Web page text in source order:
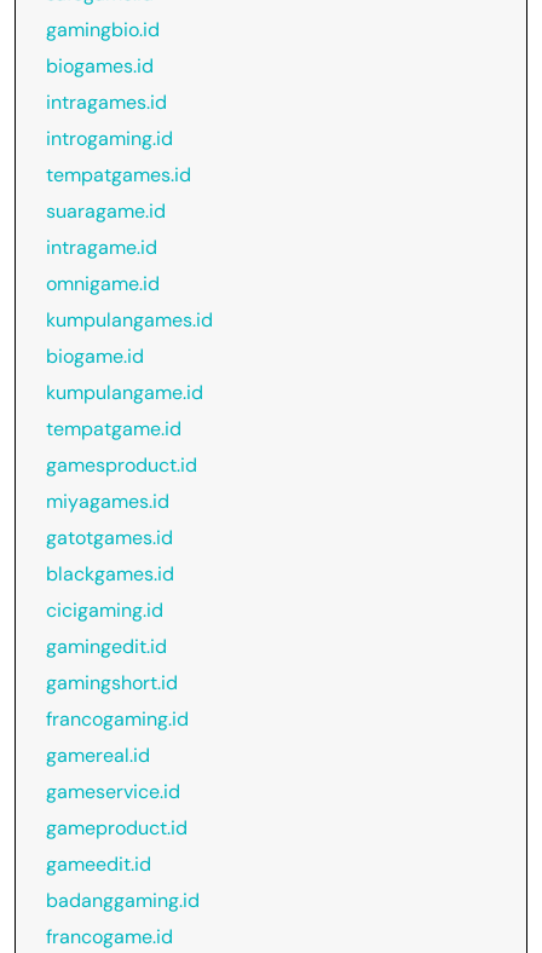
gamingbio.id
biogames.id
intragames.id
introgaming.id
tempatgames.id
suaragame.id
intragame.id
omnigame.id
kumpulangames.id
biogame.id
kumpulangame.id
tempatgame.id
gamesproduct.id
miyagames.id
gatotgames.id
blackgames.id
cicigaming.id
gamingedit.id
gamingshort.id
francogaming.id
gamereal.id
gameservice.id
gameproduct.id
gameedit.id
badanggaming.id
francogame.id